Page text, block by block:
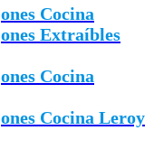
Cocina
Extraíbles
Cocina
Cocina Leroy